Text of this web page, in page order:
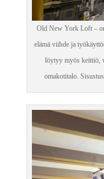
Old New York Loft –
elämä viihde ja
löytyy myös keittiö,
omakotitalo.